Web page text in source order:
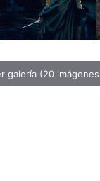
galería (20